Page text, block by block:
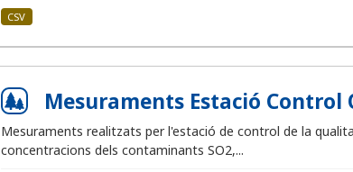
CSV
Mesuraments Estació
Mesuraments realitzats per l'estació de control de la
concentracions dels contaminants SO2,...